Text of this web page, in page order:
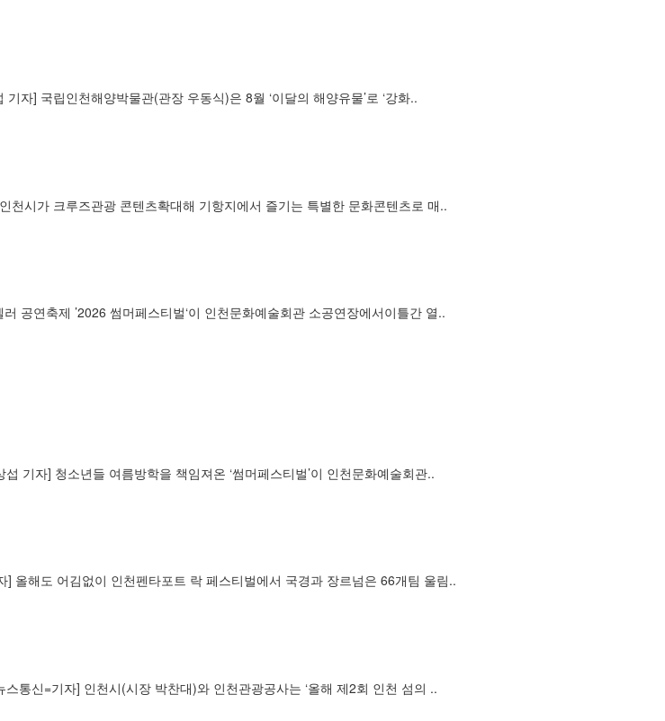
자] 국립인천해양박물관(관장 우동식)은 8월 ‘이달의 해양유물’로 ‘강화..
시가 크루즈관광 콘텐츠확대해 기항지에서 즐기는 특별한 문화콘텐츠로 매..
공연축제 ’2026 썸머페스티벌‘이 인천문화예술회관 소공연장에서이틀간 열..
기자] 청소년들 여름방학을 책임져온 ‘썸머페스티벌’이 인천문화예술회관..
올해도 어김없이 인천펜타포트 락 페스티벌에서 국경과 장르넘은 66개팀 울림..
통신=기자] 인천시(시장 박찬대)와 인천관광공사는 ‘올해 제2회 인천 섬의 ..